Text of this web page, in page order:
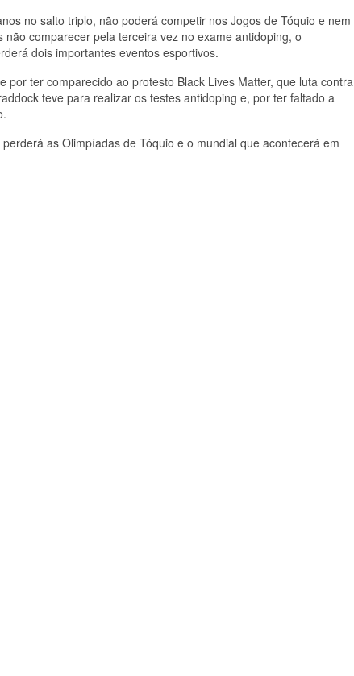
no salto triplo, não poderá competir nos Jogos de Tóquio e nem
comparecer pela terceira vez no exame antidoping, o
dois importantes eventos esportivos.
ter comparecido ao protesto Black Lives Matter, que luta contra
teve para realizar os testes antidoping e, por ter faltado a
as Olimpíadas de Tóquio e o mundial que acontecerá em